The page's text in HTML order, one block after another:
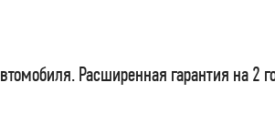
Расширенная гарантия на 2